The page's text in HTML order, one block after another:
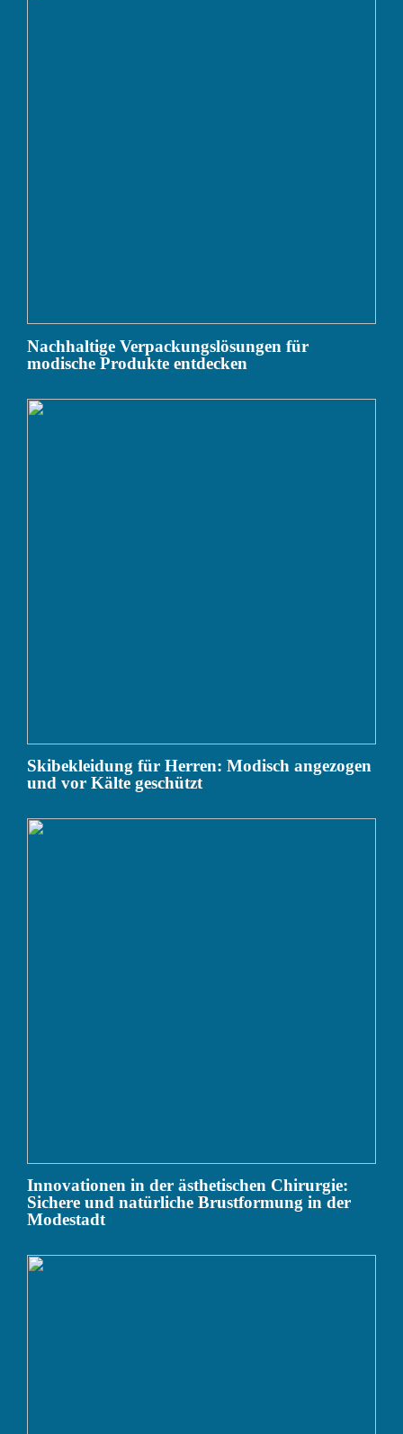
Nachhaltige Verpackungslösungen für
modische Produkte entdecken
Skibekleidung für Herren: Modisch angezogen
und vor Kälte geschützt
Innovationen in der ästhetischen Chirurgie:
Sichere und natürliche Brustformung in der
Modestadt